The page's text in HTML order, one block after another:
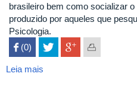
brasileiro bem como socializar
produzido por aqueles que
Psicologia.
 (0)
Leia mais